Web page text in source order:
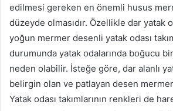
edilmesi gereken en önemli husus
düzeyde olmasıdır. Özellikle dar yatak
yoğun mermer desenli yatak odası
durumunda yatak odalarında boğucu
neden olabilir. İsteğe göre, dar alanlı
belirgin olan ve patlayan desen mermer
Yatak odası takımlarının renkleri de